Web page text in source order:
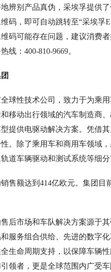
辨别产品真伪，采埃孚提供
码，即可自动跳转至“采埃孚
码可能存在问题，建议消费
线：400-810-9669。
性技术公司，致力于为乘用
移动出行领域的汽车制造商
提供电驱动解决方案。凭借
。除了乘用车和商用车领域
道车辆驱动和测试系统等细分
额达到414亿欧元。集团目
市场和车队解决方案源于其
服务组合供给、先进的数字
生命周期支持，以保障车辆
领者，更是全球范围内广受